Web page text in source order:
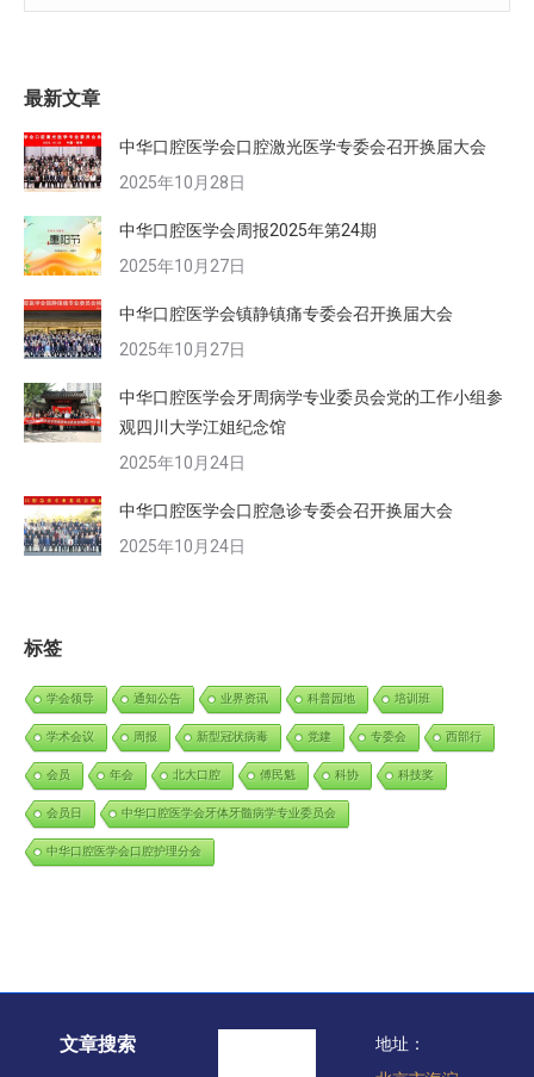
最新文章
中华口腔医学会口腔激光医学专委会召开换届大会
2025年10月28日
中华口腔医学会周报2025年第24期
2025年10月27日
中华口腔医学会镇静镇痛专委会召开换届大会
2025年10月27日
中华口腔医学会牙周病学专业委员会党的工作小组参
观四川大学江姐纪念馆
2025年10月24日
中华口腔医学会口腔急诊专委会召开换届大会
2025年10月24日
标签
学会领导 通知公告 业界资讯 科普园地 培训班
学术会议 周报 新型冠状病毒 党建 专委会 西部行
会员 年会 北大口腔 傅民魁 科协 科技奖
会员日 中华口腔医学会牙体牙髓病学专业委员会
中华口腔医学会口腔护理分会
文章搜索
地址：